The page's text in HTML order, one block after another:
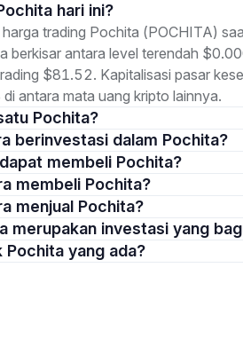
hari ini?
trading Pochita (POCHITA)
berkisar antara level terendah
$81.52. Kapitalisasi pasar
antara mata uang kripto lainnya.
satu Pochita?
berinvestasi dalam Pochita?
dapat membeli Pochita?
membeli Pochita?
menjual Pochita?
merupakan investasi yang
Pochita yang ada?